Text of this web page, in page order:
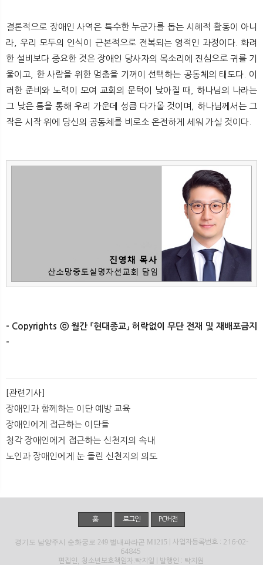
결론적으로 장애인 사역은 특수한 누군가를 돕는 시혜적 활동이 아니
라, 우리 모두의 인식이 근본적으로 전복되는 영적인 과정이다. 화려
한 설비보다 중요한 것은 장애인 당사자의 목소리에 진심으로 귀를 기
울이고, 한 사람을 위한 멈춤을 기꺼이 선택하는 공동체의 태도다. 이
러한 준비와 노력이 모여 교회의 문턱이 낮아질 때, 하나님의 나라는
그 낮은 틈을 통해 우리 가운데 성큼 다가올 것이며, 하나님께서는 그
작은 시작 위에 당신의 공동체를 비로소 온전하게 세워 가실 것이다.
- Copyrights ⓒ 월간 「현대종교」 허락없이 무단 전재 및 재배포금지
-​ ​
[관련기사]
장애인과 함께하는 이단 예방 교육
장애인에게 접근하는 이단들
청각 장애인에게 접근하는 신천지의 속내
노인과 장애인에게 눈 돌린 신천지의 의도
홈 로그인 PC버전
경기도 남양주시 순화궁로 249 별내파라곤 M1215 | 사업자등록번호 : 216-02-
64845
편집인, 청소년보호책임자:탁지일 | 발행인 : 탁지원